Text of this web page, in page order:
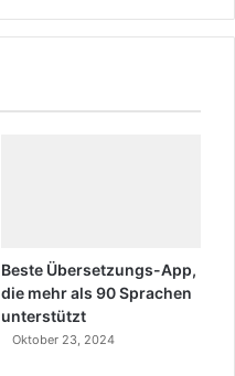
Beste Übersetzungs-App,
die mehr als 90 Sprachen
unterstützt
Oktober 23, 2024